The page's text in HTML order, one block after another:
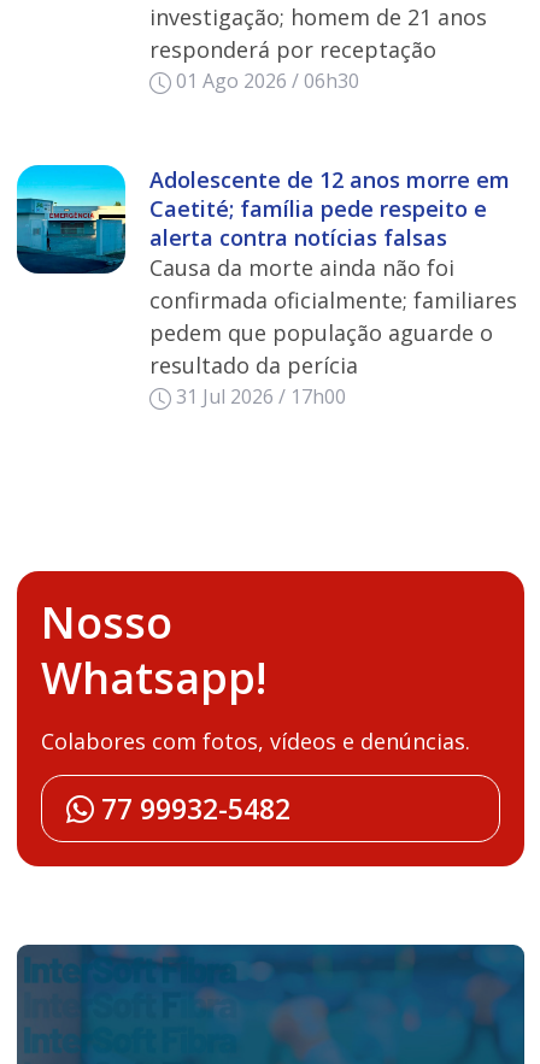
investigação; homem de 21 anos
responderá por receptação
01 Ago 2026 / 06h30
Adolescente de 12 anos morre em
Caetité; família pede respeito e
alerta contra notícias falsas
Causa da morte ainda não foi
confirmada oficialmente; familiares
pedem que população aguarde o
resultado da perícia
31 Jul 2026 / 17h00
Nosso
Whatsapp!
Colabores com fotos, vídeos e denúncias.
77 99932-5482